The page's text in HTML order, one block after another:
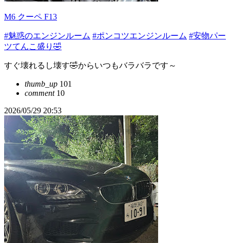
M6 クーペ F13
#魅惑のエンジンルーム #ポンコツエンジンルーム #安物パー
ツてんこ盛り🤣
すぐ壊れるし壊す🤣からいつもバラバラです～
thumb_up 101
comment10
2026/05/29 20:53